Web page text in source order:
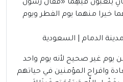
يلعبُونَ فيهِمَا «فقال رسول
خيرا منهما يوم الفطر ويوم
يوم غير صحيح لأنه يوم واحد
وافراح المؤمنين في حياتهم